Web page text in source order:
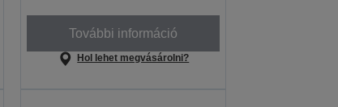
További információ
Hol lehet megvásárolni?